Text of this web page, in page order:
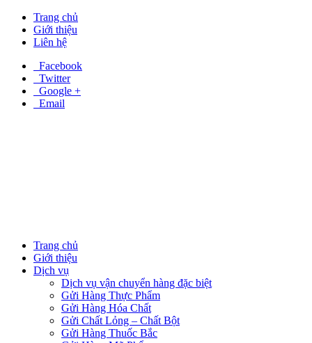
Trang chủ
Giới thiệu
Liên hệ
Facebook
Twitter
Google +
Email
Trang chủ
Giới thiệu
Dịch vụ
Dịch vụ vận chuyển hàng đặc biệt
Gửi Hàng Thực Phẩm
Gửi Hàng Hóa Chất
Gửi Chất Lỏng – Chất Bột
Gửi Hàng Thuốc Bắc